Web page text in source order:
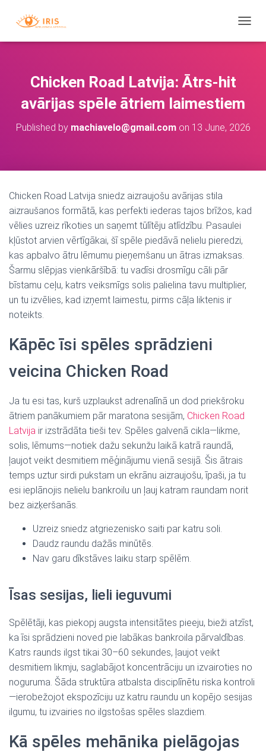
O
A
I
Chicken Road Latvija: Ātrs‑hit
avārijas spēle ātriem laimestiem
Published by machiavelo@gmail.comon 13 June, 2026
Chicken Road Latvija sniedz aizraujošu avārijas stila
aizraušanos formātā, kas perfekti iederas tajos brīžos, kad
vēlies uzreiz rīkoties un saņemt tūlītēju atlīdzību. Pasaulei
kļūstot arvien vērtīgākai, šī spēle piedāvā nelielu pieredzi,
kas apbalvo ātru lēmumu pieņemšanu un ātras izmaksas.
Šarmu slēpjas vienkāršībā: tu vadīsi drosmīgu cāli pār
bīstamu ceļu, katrs veiksmīgs solis palielina tavu multiplier,
un tu izvēlies, kad izņemt laimestu, pirms cāļa liktenis ir
noteikts.
Kāpēc īsi spēles sprādzieni
veicina Chicken Road
Ja tu esi tas, kurš uzplaukst adrenalīnā un dod priekšroku
ātriem panākumiem pār maratona sesijām, Chicken Road
Latvija ir izstrādāta tieši tev. Spēles galvenā cikla—likme,
solis, lēmums—notiek dažu sekunžu laikā katrā raundā,
ļaujot veikt desmitiem mēģinājumu vienā sesijā. Šis ātrais
temps uztur sirdi pukstam un ekrānu aizraujošu, īpaši, ja tu
esi ieplānojis nelielu bankroilu un ļauj katram raundam norit
bez aizķeršanās.
Uzreiz sniedz atgriezenisko saiti par katru soli.
Daudz raundu dažās minūtēs.
Nav garu dīkstāves laiku starp spēlēm.
Īsas sesijas, lieli ieguvumi
Spēlētāji, kas piekopj augsta intensitātes pieeju, bieži atzīst,
ka īsi sprādzieni noved pie labākas bankroila pārvaldības.
Katrs raunds ilgst tikai 30–60 sekundes, ļaujot veikt
desmitiem likmju, saglabājot koncentrāciju un izvairoties no
noguruma. Šāda struktūra atbalsta disciplīnētu riska kontroli
—ierobežojot ekspozīciju uz katru raundu un kopējo sesijas
ilgumu, tu izvairies no ilgstošas spēles slazdiem.
Kā spēles mehānika pielāgojas